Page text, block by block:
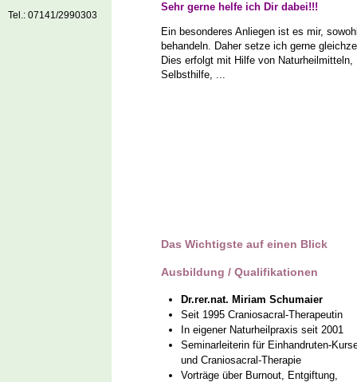
Tel.: 07141/2990303
Sehr gerne helfe ich Dir dabei!!!
Ein besonderes Anliegen ist es mir,
behandeln. Daher setze ich gerne
Dies erfolgt mit Hilfe von
Selbsthilfe, ...
Das Wichtigste auf einen Blick
Ausbildung / Qualifikationen
Dr.rer.nat. Miriam Schumaier
Seit 1995 Craniosacral-Therapeutin
In eigener Naturheilpraxis seit 2001
Seminarleiterin für Einhandruten-
und Craniosacral-Therapie
Vorträge über Burnout, Entgiftung,